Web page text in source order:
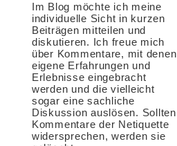
Im Blog möchte ich meine
individuelle Sicht in kurzen
Beiträgen mitteilen und
diskutieren. Ich freue mich
über Kommentare, mit denen
eigene Erfahrungen und
Erlebnisse eingebracht
werden und die vielleicht
sogar eine sachliche
Diskussion auslösen. Sollten
Kommentare der Netiquette
widersprechen, werden sie